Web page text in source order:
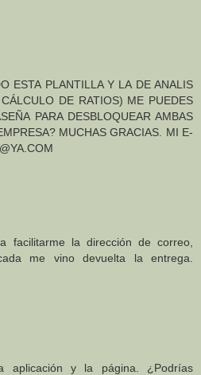
ESTA PLANTILLA Y LA DE ANALIS
DE RATIOS) ME PUEDES
PARA DESBLOQUEAR AMBAS
MUCHAS GRACIAS. MI E-
facilitarme la dirección de correo,
me vino devuelta la entrega.
aplicación y la página. ¿Podrías